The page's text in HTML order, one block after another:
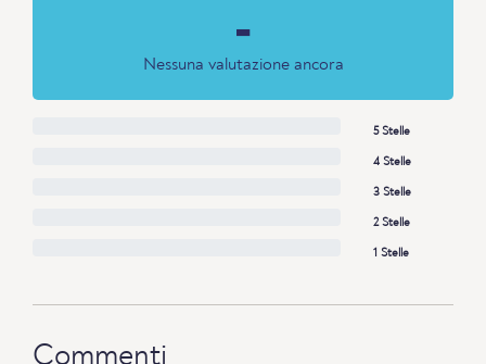
-
Nessuna valutazione ancora
5 Stelle
4 Stelle
3 Stelle
2 Stelle
1 Stelle
Commenti